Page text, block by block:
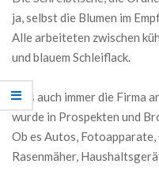
ja, selbst die Blumen im
Alle arbeiteten zwischen
und blauem Schleiflack.
Was auch immer die Firma
wurde in Prospekten und
Ob es Autos,
Rasenmäher,